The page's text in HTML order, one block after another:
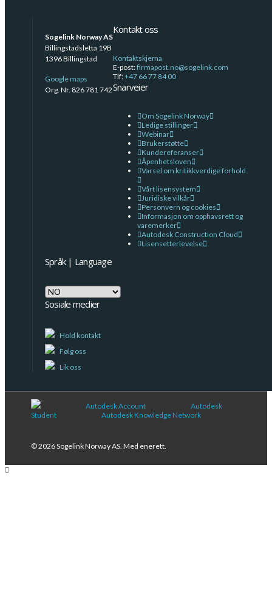
Sogelink Norway AS
Billingstadsletta 19B
1396 Billingstad
Google maps
Org. Nr. 826 781 742
Kontakt oss
Kontaktskjema
E-post:firmapost.no@sogelink.com
Tlf:+47 66 77 84 00
Snarveier
Om Sogelink Norway
Ledige stillinger
Webinar
Brukerstøtte
Kundereferanser
Åpenhetsloven
Varsel om kritikkverdige forhold
Vårt lisensystem
Juridiske vilkår
Personvern og cookies
Informasjon om opphavsrett og
varemerker
Autodesk Construction Cloud
Lisensetterlevelse
Språk | Language
Språk
|
Language
Sosiale medier
Hold kontakt
Følg oss
Lik oss
Autodesk Account
Autodesk
Student
Autodesk Knowledge Network
© 2026 Sogelink Norway AS. Med enerett.